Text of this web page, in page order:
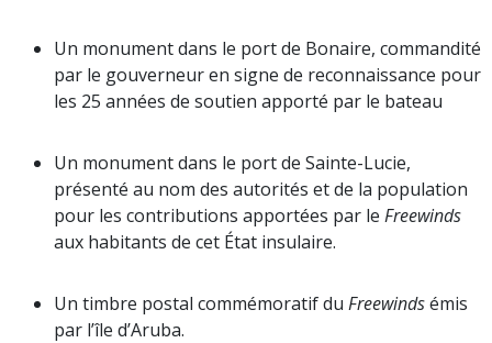
Un monument dans le port de Bonaire, commandité
par le gouverneur en signe de reconnaissance pour
les 25 années de soutien apporté par le bateau
Un monument dans le port de Sainte-Lucie,
présenté au nom des autorités et de la population
pour les contributions apportées par le Freewinds
aux habitants de cet État insulaire.
Un timbre postal commémoratif du Freewindsémis
par l’île d’Aruba.